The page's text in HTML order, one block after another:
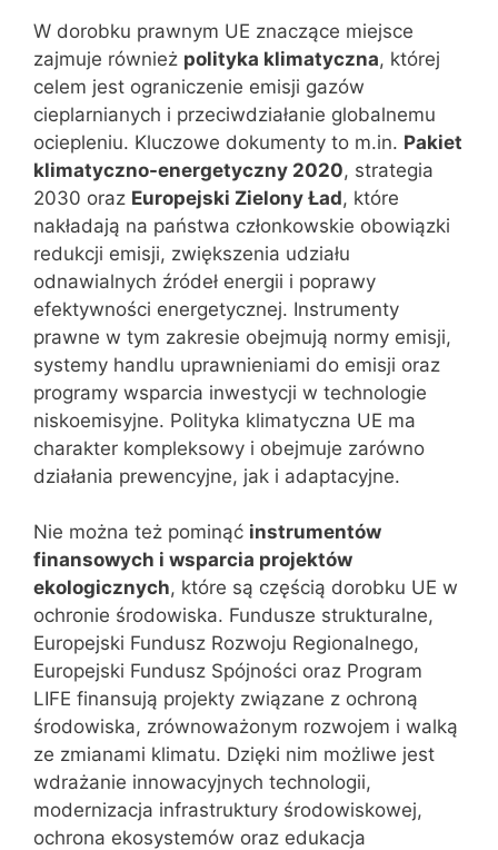
W dorobku prawnym UE znaczące miejsce
zajmuje również polityka klimatyczna, której
celem jest ograniczenie emisji gazów
cieplarnianych i przeciwdziałanie globalnemu
ociepleniu. Kluczowe dokumenty to m.in. Pakiet
klimatyczno-energetyczny 2020, strategia
2030 oraz Europejski Zielony Ład, które
nakładają na państwa członkowskie obowiązki
redukcji emisji, zwiększenia udziału
odnawialnych źródeł energii i poprawy
efektywności energetycznej. Instrumenty
prawne w tym zakresie obejmują normy emisji,
systemy handlu uprawnieniami do emisji oraz
programy wsparcia inwestycji w technologie
niskoemisyjne. Polityka klimatyczna UE ma
charakter kompleksowy i obejmuje zarówno
działania prewencyjne, jak i adaptacyjne.
Nie można też pominąć instrumentów
finansowych i wsparcia projektów
ekologicznych, które są częścią dorobku UE w
ochronie środowiska. Fundusze strukturalne,
Europejski Fundusz Rozwoju Regionalnego,
Europejski Fundusz Spójności oraz Program
LIFE finansują projekty związane z ochroną
środowiska, zrównoważonym rozwojem i walką
ze zmianami klimatu. Dzięki nim możliwe jest
wdrażanie innowacyjnych technologii,
modernizacja infrastruktury środowiskowej,
ochrona ekosystemów oraz edukacja